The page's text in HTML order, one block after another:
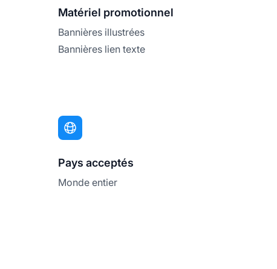
Matériel promotionnel
Bannières illustrées
Bannières lien texte
Pays acceptés
Monde entier